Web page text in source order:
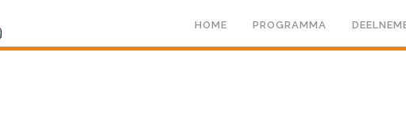
HOME PROGRAMMA